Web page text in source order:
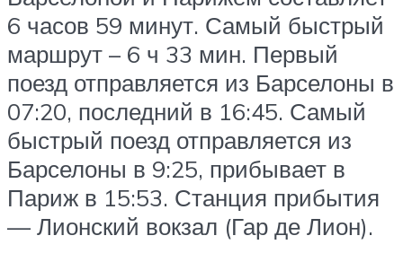
6 часов 59 минут. Самый быстрый
маршрут – 6 ч 33 мин. Первый
поезд отправляется из Барселоны в
07:20, последний в 16:45. Самый
быстрый поезд отправляется из
Барселоны в 9:25, прибывает в
Париж в 15:53. Станция прибытия
— Лионский вокзал (Гар де Лион).